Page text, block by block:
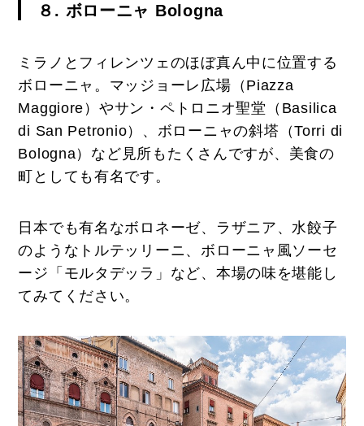
８. ボローニャ Bologna
ミラノとフィレンツェのほぼ真ん中に位置する
ボローニャ。マッジョーレ広場（Piazza
Maggiore）やサン・ペトロニオ聖堂（Basilica
di San Petronio）、ボローニャの斜塔（Torri di
Bologna）など見所もたくさんですが、美食の
町としても有名です。
日本でも有名なボロネーゼ、ラザニア、水餃子
のようなトルテッリーニ、ボローニャ風ソーセ
ージ「モルタデッラ」など、本場の味を堪能し
てみてください。